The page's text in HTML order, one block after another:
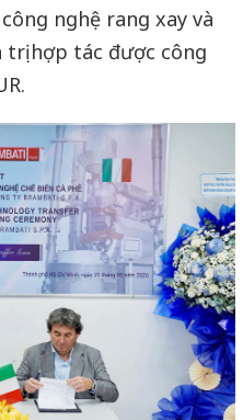
nghệ rang xay và
trị hợp tác được công